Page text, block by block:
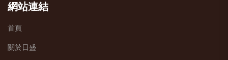
網站連結
首頁
關於日盛